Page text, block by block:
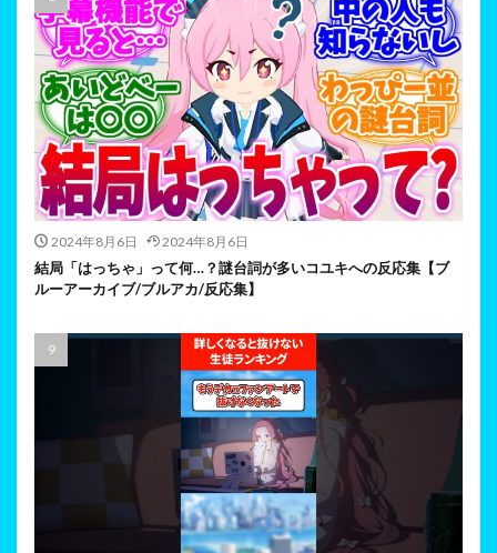
2024年8月6日 2024年8月6日
結局「はっちゃ」って何…？謎台詞が多いコユキへの反応集【ブ
ルーアーカイブ/ブルアカ/反応集】